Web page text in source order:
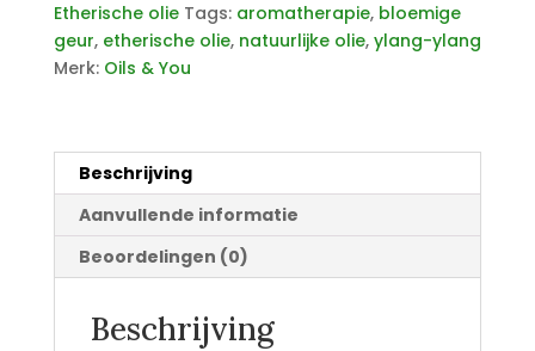
Etherische olie Tags: aromatherapie, bloemige
geur, etherische olie, natuurlijke olie, ylang-ylang
Merk: Oils & You
Beschrijving
Aanvullende informatie
Beoordelingen (0)
Beschrijving